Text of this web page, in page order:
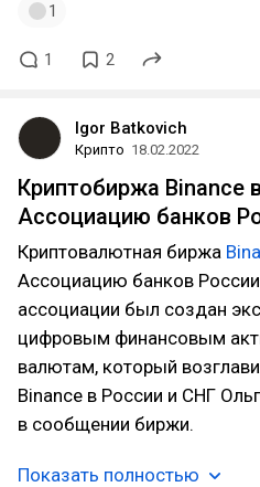
1
1 2
Igor Batkovich
Крипто 18.02.2022
Криптобиржа Binance
Ассоциацию банков
Криптовалютная биржа
Ассоциацию банков
ассоциации был создан
цифровым финансовым
валютам, который
Binance в России и СНГ
в сообщении биржи.
Показать полностью